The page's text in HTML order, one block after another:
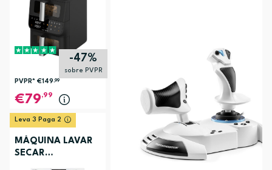
-47%
sobre PVPR
PVPR* €149 ,99
79,99
Leva 3 Paga 2
MÁQUINA LAVAR
SECAR